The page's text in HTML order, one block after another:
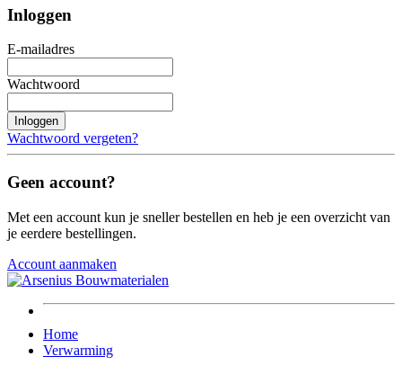
Inloggen
E-mailadres
Wachtwoord
Inloggen
Wachtwoord vergeten?
Geen account?
Met een account kun je sneller bestellen en heb je een overzicht van
je eerdere bestellingen.
Account aanmaken
Home
Verwarming